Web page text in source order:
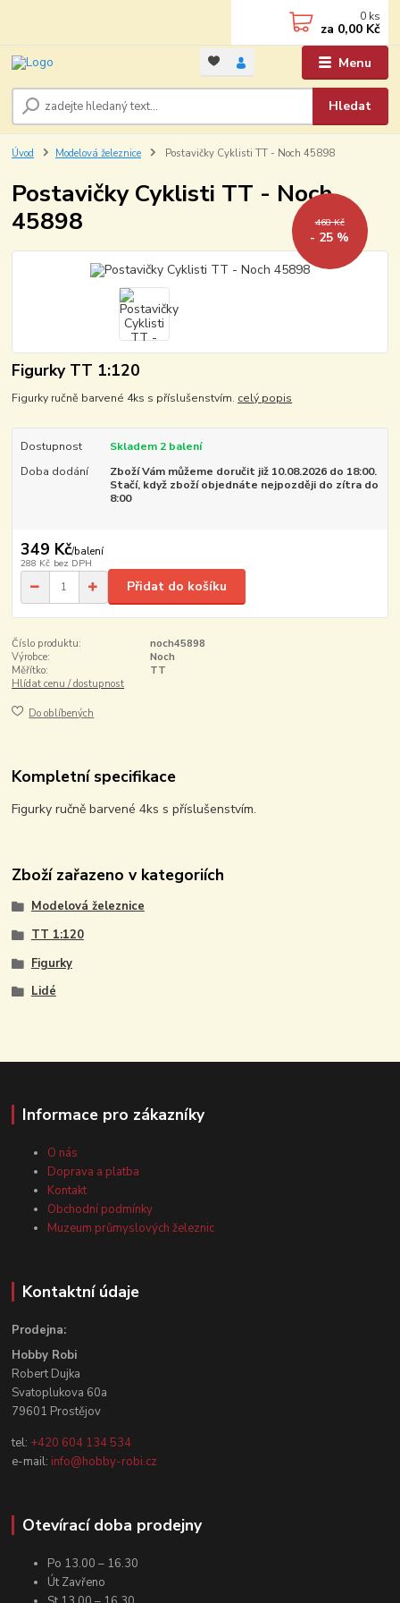
Menu
Hledat
0 ks
za 0,00 Kč
Úvod Modelová železnice Postavičky Cyklisti TT - Noch 45898
Postavičky Cyklisti TT - Noch
45898
468 Kč
- 25 %
Figurky TT 1:120
Figurky ručně barvené 4ks s příslušenstvím. celý popis
Dostupnost
Skladem 2 balení
Doba dodání
Zboží Vám můžeme doručit již 10.08.2026 do 18:00.
Stačí, když zboží objednáte nejpozději do zítra do
8:00
349 Kč/balení
288 Kč bez DPH
Přidat do košíku
Číslo produktu:
noch45898
Výrobce:
Noch
Měřítko:
TT
Hlídat cenu / dostupnost
Do oblíbených
Kompletní specifikace
Figurky ručně barvené 4ks s příslušenstvím.
Zboží zařazeno v kategoriích
Modelová železnice
TT 1:120
Figurky
Lidé
Informace pro zákazníky
O nás
Doprava a platba
Kontakt
Obchodní podmínky
Muzeum průmyslových železnic
Kontaktní údaje
Prodejna:
Hobby Robi
Robert Dujka
Svatoplukova 60a
79601 Prostějov
tel: +420 604 134 534
e-mail: info@hobby-robi.cz
Otevírací doba prodejny
Po 13.00 – 16.30
Út Zavřeno